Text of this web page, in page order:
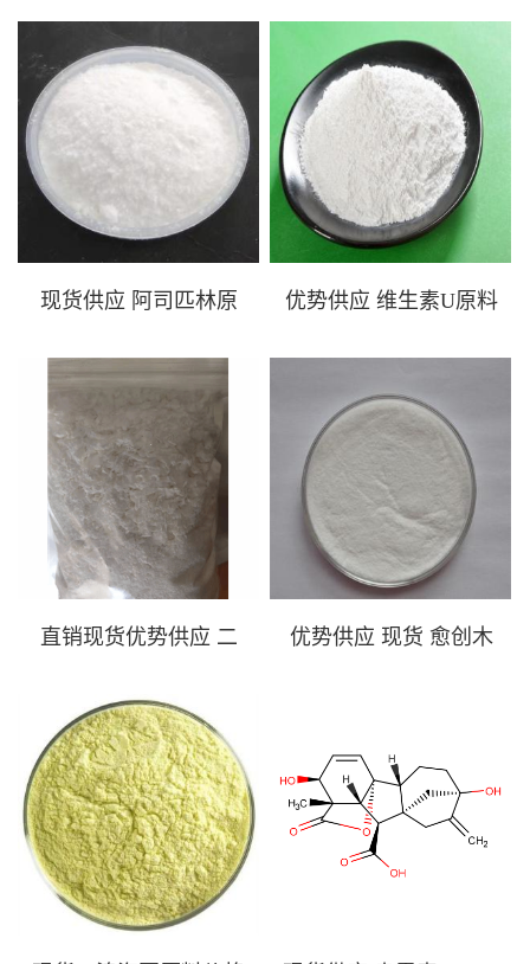
酸 3144-16-9 产量300吨以上
现货供应 阿司匹林原
料价格 50-78-2
优势供应 维生素U原
料价格 3293-12-7 批发
现货
优势供应 维生素U原料
价格 3293-12-7 批发 现
货
直销现货优势供应 二
醋酸纤维素原料价格
9035-69-2
优势供应 现货 愈创木
酚磺酸钾 78247-49-1
生产批发
优势供应 现货 愈创木
产批发
现货供应 赤霉素 77-
06-5